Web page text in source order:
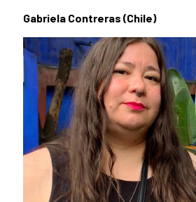
Gabriela Contreras (Chile)